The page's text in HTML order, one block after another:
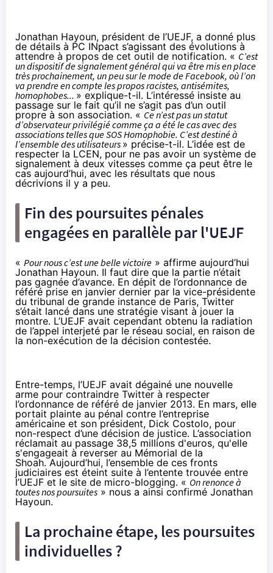
Jonathan Hayoun, président de l’UEJF, a donné plus
de détails à PC INpact s’agissant des évolutions à
attendre à propos de cet outil de notification. « C’est
un dispositif de signalement général qui va être mis en place
très prochainement, un peu sur le mode de Facebook, où l’on
va prendre en compte les propos racistes, antisémites,
homophobes... » explique-t-il. L’intéressé insiste au
passage sur le fait qu’il ne s’agit pas d’un outil
propre à son association. « Ce n’est pas un statut
d’observateur privilégié comme ça a été le cas avec des
associations telles que SOS Homophobie. C’est destiné à
l’ensemble des utilisateurs » précise-t-il. L’idée est de
respecter la LCEN, pour ne pas avoir un système de
signalement à deux vitesses comme ça peut être le
cas aujourd’hui, avec les résultats que nous
décrivions il y a peu.
Fin des poursuites pénales
engagées en parallèle par l'UEJF
« Pour nous c’est une belle victoire » affirme aujourd’hui
Jonathan Hayoun. Il faut dire que la partie n’était
pas gagnée d’avance. En dépit de l’ordonnance de
référé prise en janvier dernier par la vice-présidente
du tribunal de grande instance de Paris, Twitter
s’était lancé dans une stratégie visant à jouer la
montre. L’UEJF avait cependant obtenu la radiation
de l’appel interjeté par le réseau social, en raison de
la non-exécution de la décision contestée.
Entre-temps, l’UEJF avait dégainé une nouvelle
arme pour contraindre Twitter à respecter
l’ordonnance de référé de janvier 2013. En mars, elle
portait plainte au pénal contre l’entreprise
américaine et son président, Dick Costolo, pour
non-respect d’une décision de justice. L’association
réclamait au passage 38,5 millions d'euros, qu'elle
s'engageait à reverser au Mémorial de la
Shoah.Aujourd’hui, l’ensemble de ces fronts
judiciaires est éteint suite à l’entente trouvée entre
l’UEJF et le site de micro-blogging. « On renonce à
toutes nos poursuites » nous a ainsi confirmé Jonathan
Hayoun.
La prochaine étape, les poursuites
individuelles ?